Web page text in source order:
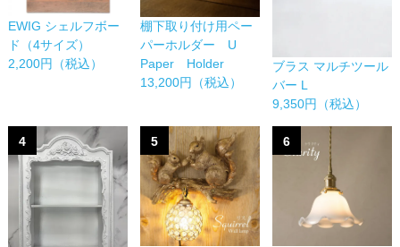
EWIG シェルフボー
ド（4サイズ）
2,200円（税込）
棚下取り付け用ペー
パーホルダー U
Paper Holder
13,200円（税込）
ブラス マルチツール
バー L
9,350円（税込）
4 5 6